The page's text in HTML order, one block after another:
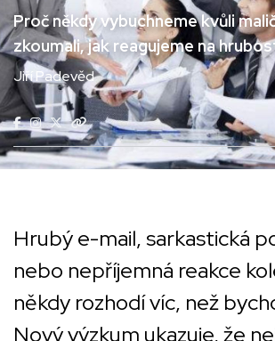
Proč někdy vybuchneme kvůli
zkoumali, jak reagujeme na
Jiří Padevěd
Hrubý e-mail, sarkastická
nebo nepříjemná reakce
někdy rozhodí víc, než
Nový výzkum ukazuje, že